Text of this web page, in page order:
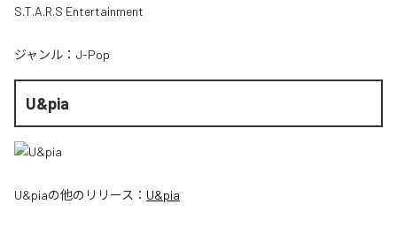
S.T.A.R.S Entertainment
ジャンル： J-Pop
U&pia
U&piaの他のリリース： U&pia